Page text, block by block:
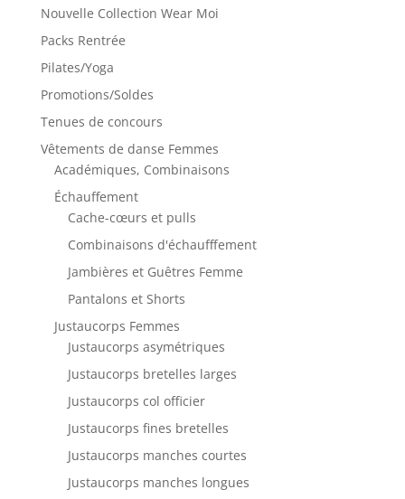
Nouvelle Collection Wear Moi
Packs Rentrée
Pilates/Yoga
Promotions/Soldes
Tenues de concours
Vêtements de danse Femmes
Académiques, Combinaisons
Échauffement
Cache-cœurs et pulls
Combinaisons d'échaufffement
Jambières et Guêtres Femme
Pantalons et Shorts
Justaucorps Femmes
Justaucorps asymétriques
Justaucorps bretelles larges
Justaucorps col officier
Justaucorps fines bretelles
Justaucorps manches courtes
Justaucorps manches longues